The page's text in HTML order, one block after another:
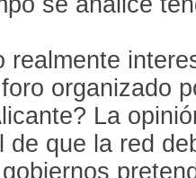
realmente
organizado
La
de que la red